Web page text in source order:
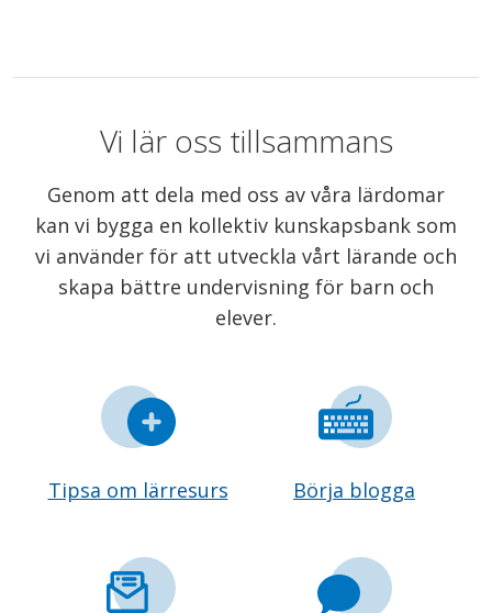
Vi lär oss tillsammans
Genom att dela med oss av våra lärdomar
kan vi bygga en kollektiv kunskapsbank som
vi använder för att utveckla vårt lärande och
skapa bättre undervisning för barn och
elever.
Tipsa om lärresurs Börja blogga